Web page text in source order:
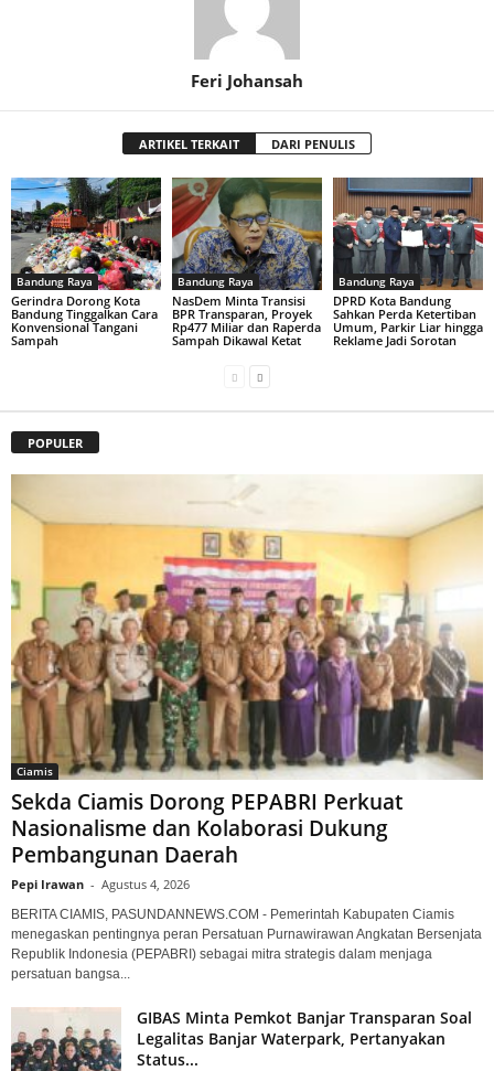
Feri Johansah
ARTIKEL TERKAIT DARI PENULIS
Bandung Raya
Gerindra Dorong Kota
Bandung Tinggalkan Cara
Konvensional Tangani
Sampah
Bandung Raya
NasDem Minta Transisi
BPR Transparan, Proyek
Rp477 Miliar dan Raperda
Sampah Dikawal Ketat
Bandung Raya
DPRD Kota Bandung
Sahkan Perda Ketertiban
Umum, Parkir Liar hingga
Reklame Jadi Sorotan
POPULER
Ciamis
Sekda Ciamis Dorong PEPABRI Perkuat
Nasionalisme dan Kolaborasi Dukung
Pembangunan Daerah
Pepi Irawan - Agustus 4, 2026
BERITA CIAMIS, PASUNDANNEWS.COM - Pemerintah Kabupaten Ciamis
menegaskan pentingnya peran Persatuan Purnawirawan Angkatan Bersenjata
Republik Indonesia (PEPABRI) sebagai mitra strategis dalam menjaga
persatuan bangsa...
GIBAS Minta Pemkot Banjar Transparan Soal
Legalitas Banjar Waterpark, Pertanyakan
Status...